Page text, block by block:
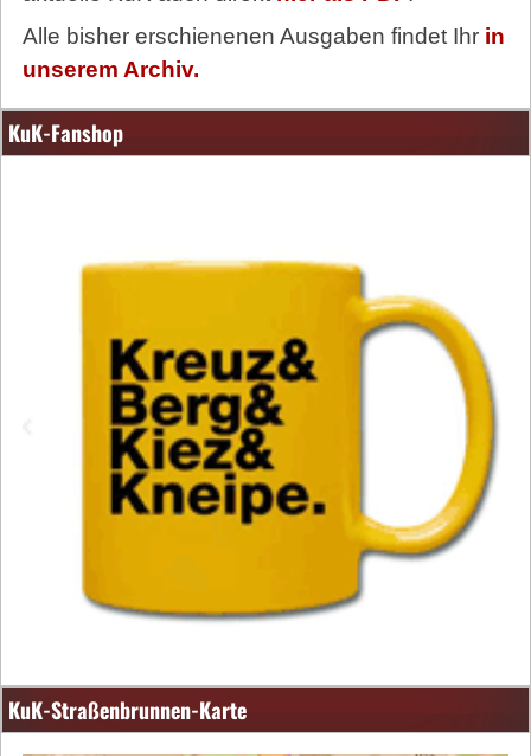
Alle bisher erschienenen Ausgaben findet Ihr in
unserem Archiv.
KuK-Fanshop
KuK-Straßenbrunnen-Karte